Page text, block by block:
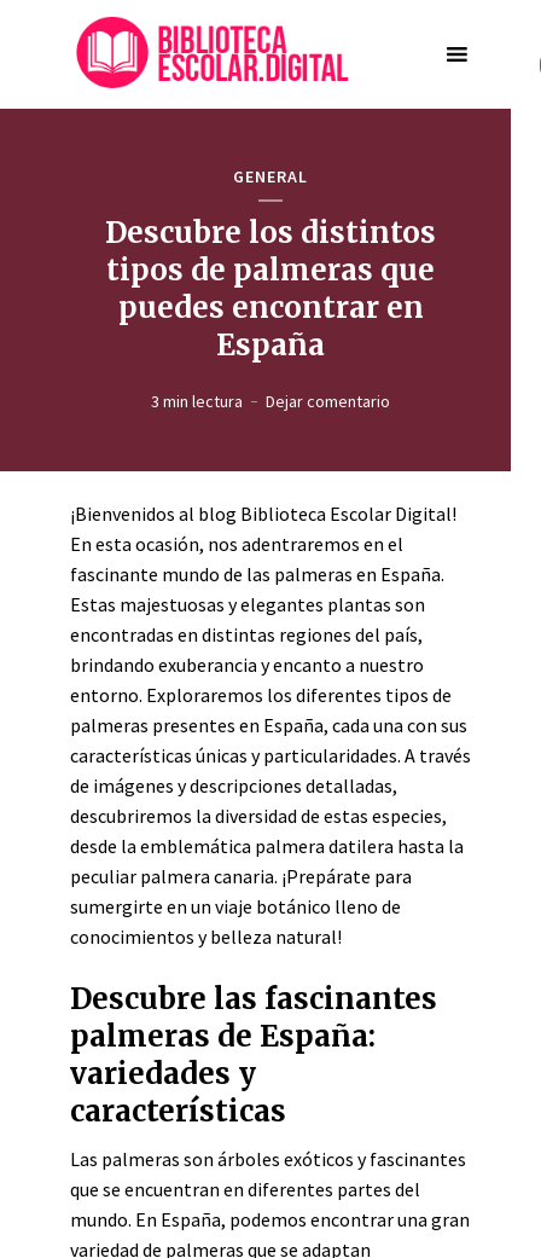
GENERAL
Descubre los distintos
tipos de palmeras que
puedes encontrar en
España
3 min lectura Dejar comentario
¡Bienvenidos al blog Biblioteca Escolar Digital!
En esta ocasión, nos adentraremos en el
fascinante mundo de las palmeras en España.
Estas majestuosas y elegantes plantas son
encontradas en distintas regiones del país,
brindando exuberancia y encanto a nuestro
entorno. Exploraremos los diferentes tipos de
palmeras presentes en España, cada una con sus
características únicas y particularidades. A través
de imágenes y descripciones detalladas,
descubriremos la diversidad de estas especies,
desde la emblemática palmera datilera hasta la
peculiar palmera canaria. ¡Prepárate para
sumergirte en un viaje botánico lleno de
conocimientos y belleza natural!
Descubre las fascinantes
palmeras de España:
variedades y
características
Las palmeras son árboles exóticos y fascinantes
que se encuentran en diferentes partes del
mundo. En España, podemos encontrar una gran
variedad de palmeras que se adaptan